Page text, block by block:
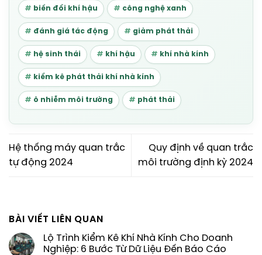
biến đổi khí hậu công nghệ xanh
đánh giá tác động giảm phát thải
hệ sinh thái khí hậu khí nhà kính
kiểm kê phát thải khí nhà kính
ô nhiễm môi trường phát thải
Hệ thống máy quan trắc
tự động 2024
Quy định về quan trắc
môi trường định kỳ 2024
BÀI VIẾT LIÊN QUAN
Lộ Trình Kiểm Kê Khí Nhà Kính Cho Doanh
Nghiệp: 6 Bước Từ Dữ Liệu Đến Báo Cáo